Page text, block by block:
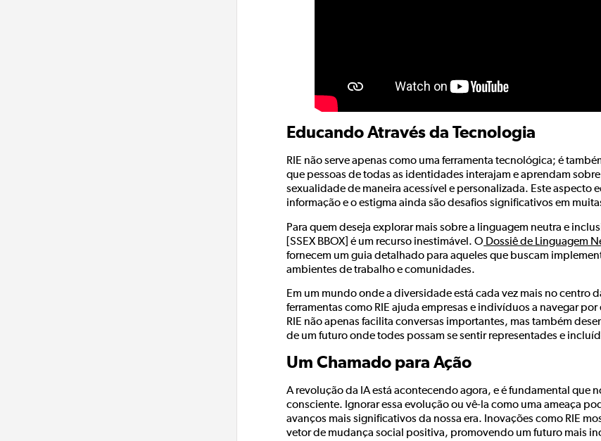
Educando Através da Tecnologia
RIE não serve apenas como uma ferramenta tecnológica; é
que pessoas de todas as identidades interajam e aprendam
sexualidade de maneira acessível e personalizada. Este aspecto
informação e o estigma ainda são desafios significativos em
Para quem deseja explorar mais sobre a linguagem neutra e
[SSEX BBOX] é um recurso inestimável. O Dossiê de Linguagem
fornecem um guia detalhado para aqueles que buscam
ambientes de trabalho e comunidades.
Em um mundo onde a diversidade está cada vez mais no centro
ferramentas como RIE ajuda empresas e indivíduos a navegar
RIE não apenas facilita conversas importantes, mas também
de um futuro onde todes possam se sentir representades e
Um Chamado para Ação
A revolução da IA está acontecendo agora, e é fundamental que
consciente. Ignorar essa evolução ou vê-la como uma ameaça
avanços mais significativos da nossa era. Inovações como RIE
vetor de mudança social positiva, promovendo um futuro mais